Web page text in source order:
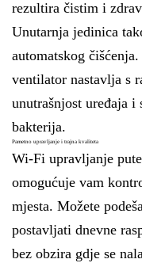
rezultira čistim i
Unutarnja jedinica
automatskog
ventilator nastavlja s
unutrašnjost uređaja
bakterija.
Pametno upravljanje i trajna kvaliteta
Wi-Fi upravljanje
omogućuje vam
mjesta. Možete
postavljati dnevne
bez obzira gdje se